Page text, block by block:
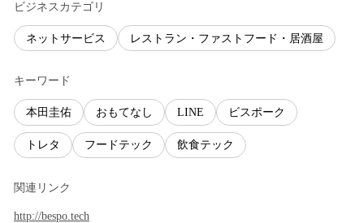
ビジネスカテゴリ
ネットサービス レストラン・ファストフード・居酒屋
キーワード
本田圭佑 おもてなし LINE ビスポーク
トレタ フードテック 飲食テック
関連リンク
http://bespo.tech